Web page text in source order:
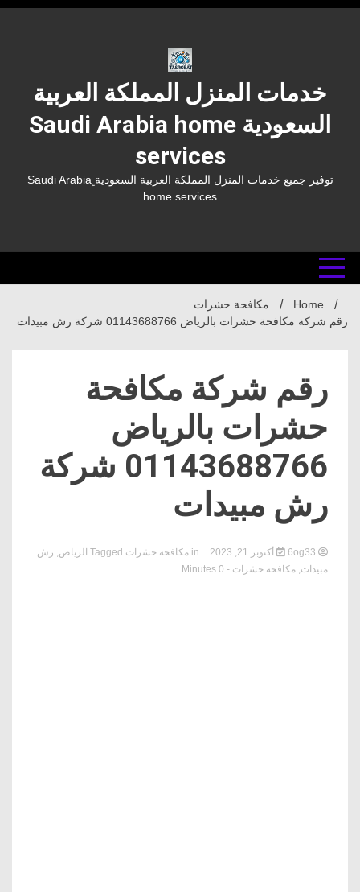
Skip
خدمات المنزل المملكة العربية
السعودية Saudi Arabia home
services
توفير جميع خدمات المنزل المملكة العربية السعودية ٍSaudi Arabia
home services
Home
مكافحة حشرات
رقم شركة مكافحة حشرات بالرياض 01143688766 شركة رش مبيدات
رقم شركة مكافحة
حشرات بالرياض
01143688766 شركة
رش مبيدات
أكتوبر 21, 2023 in مكافحة حشرات Tagged الرياض, رش
مبيدات, مكافحة حشرات - 0 Minutes